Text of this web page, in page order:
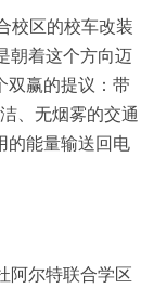
校区的校车改装
朝着这个方向迈
双赢的提议：带
、无烟雾的交通
的能量输送回电
阿尔特联合学区